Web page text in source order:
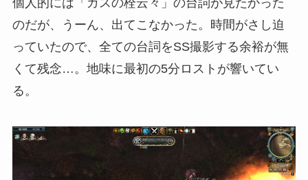
個人的には「ガスの栓云々」の台詞が見たかった
のだが、うーん、出てこなかった。時間がさし迫
っていたので、全ての台詞をSS撮影する余裕が無
くて残念…。地味に最初の5分ロストが響いてい
る。